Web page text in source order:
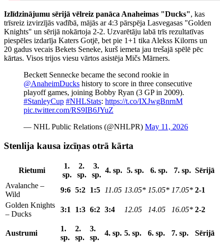
Izlīdzinājumu sērijā vēlreiz panāca Anaheimas "Ducks", kas
trīsreiz izvirzījās vadībā, mājās ar 4:3 pārspēja Lasvegasas "Golden
Knights" un sērijā nokārtoja 2-2. Uzvarētāju labā trīs rezultatīvas
piespēles izdarīja Katers Gotjē, bet pie 1+1 tika Alekss Kilorns un
20 gadus vecais Bekets Seneke, kurš iemeta jau trešajā spēlē pēc
kārtas. Visos trijos viesu vārtos asistēja Mičs Mārners.
Beckett Sennecke became the second rookie in
@AnaheimDucks history to score in three consecutive
playoff games, joining Bobby Ryan (3 GP in 2009).
#StanleyCup #NHLStats: https://t.co/IXJwgBnrnM
pic.twitter.com/RS9IB6JYuZ
— NHL Public Relations (@NHLPR) May 11, 2026
Stenlija kausa izcīņas otrā kārta
Rietumi
1.
sp.
2.
sp.
3.
sp.
4. sp. 5. sp. 6. sp. 7. sp. Sērijā
Avalanche –
Wild
9:6 5:2 1:5 11.05 13.05* 15.05* 17.05* 2-1
Golden Knights
– Ducks
3:1 1:3 6:2 3:4 12.05 14.05 16.05* 2-2
Austrumi
1.
sp.
2.
sp.
3.
sp.
4. sp. 5. sp. 6. sp. 7. sp.
Sērijā